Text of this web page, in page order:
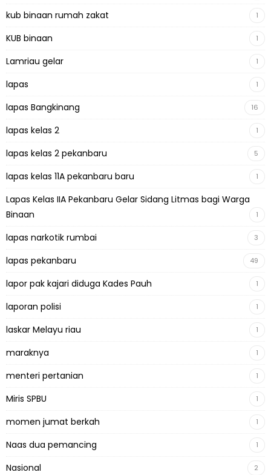
kub binaan rumah zakat 1
KUB binaan 1
Lamriau gelar 1
lapas 1
lapas Bangkinang 16
lapas kelas 2 1
lapas kelas 2 pekanbaru 5
lapas kelas 11A pekanbaru baru 1
Lapas Kelas IIA Pekanbaru Gelar Sidang Litmas bagi Warga
Binaan
1
lapas narkotik rumbai 3
lapas pekanbaru 49
lapor pak kajari diduga Kades Pauh 1
laporan polisi 1
laskar Melayu riau 1
maraknya 1
menteri pertanian 1
Miris SPBU 1
momen jumat berkah 1
Naas dua pemancing 1
Nasional 2